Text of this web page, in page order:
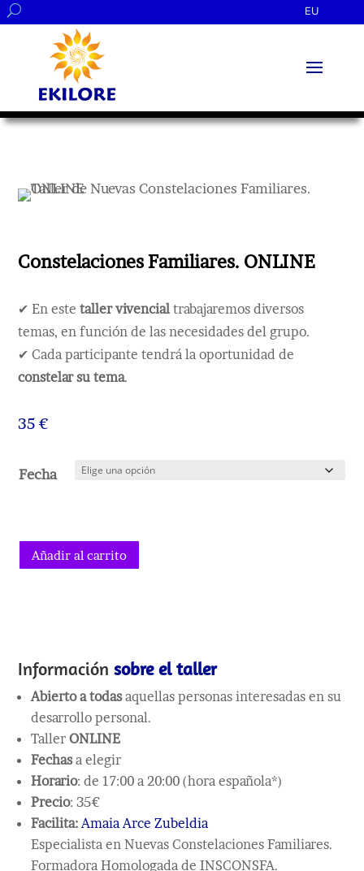
EU
Constelaciones Familiares. ONLINE
✔ En estetaller vivencialtrabajaremos diversos
temas, en función de las necesidades del grupo.
✔ Cada participante tendrá la oportunidad de
constelar su tema.
35€
Fecha
Añadir al carrito
Información sobre eltaller
Abierto a todasaquellas personas interesadas en su
desarrollo personal.
TallerONLINE
Fechasa elegir
Horario: de 17:00 a 20:00 (hora española*)
Precio: 35€
Facilita: Amaia Arce Zubeldia
Especialista en Nuevas Constelaciones Familiares.
Formadora Homologada de INSCONSFA.